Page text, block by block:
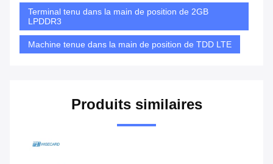
Terminal tenu dans la main de position de 2GB
LPDDR3
Machine tenue dans la main de position de TDD LTE
Produits similaires